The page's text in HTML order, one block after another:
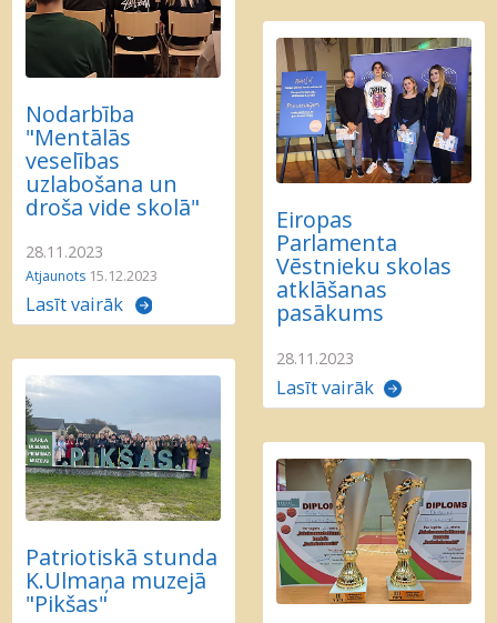
Nodarbība
"Mentālās
veselības
uzlabošana un
droša vide skolā"
28.11.2023
Atjaunots 15.12.2023
Lasīt vairāk
Eiropas
Parlamenta
Vēstnieku skolas
atklāšanas
pasākums
28.11.2023
Lasīt vairāk
Patriotiskā stunda
K.Ulmaņa muzejā
"Pikšas"